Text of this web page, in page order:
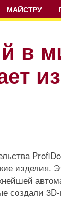
МАЙСТРУ
в
изделия.
создали